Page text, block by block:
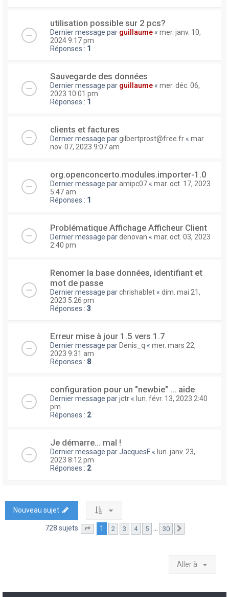
utilisation possible sur 2 pcs?
Dernier message par guillaume « mer. janv. 10,
2024 9:17 pm
Réponses : 1
Sauvegarde des données
Dernier message par guillaume « mer. déc. 06,
2023 10:01 pm
Réponses : 1
clients et factures
Dernier message pargilbertprost@free.fr « mar.
nov. 07, 2023 9:07 am
org.openconcerto.modules.importer-1.0
Dernier message paramipc07 « mar. oct. 17, 2023
5:47 am
Réponses : 1
Problématique Affichage Afficheur Client
Dernier message pardenovan « mar. oct. 03, 2023
2:40 pm
Renomer la base données, identifiant et
mot de passe
Dernier message parchrishablet « dim. mai 21,
2023 5:26 pm
Réponses : 3
Erreur mise à jour 1.5 vers 1.7
Dernier message par Denis_q « mer. mars 22,
2023 9:31 am
Réponses : 8
configuration pour un "newbie" ... aide
Dernier message parjctr « lun. févr. 13, 2023 2:40
pm
Réponses : 2
Je démarre... mal !
Dernier message parJacquesF « lun. janv. 23,
2023 8:12 pm
Réponses : 2
Nouveau sujet
728 sujets Page sur30
1 2 3 4 5 … 30
Aller à